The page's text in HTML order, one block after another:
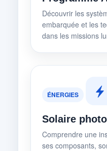
Découvrir les
embarquée et les
dans les missions
ÉNERGIES
Solaire
Comprendre une
ses composants,